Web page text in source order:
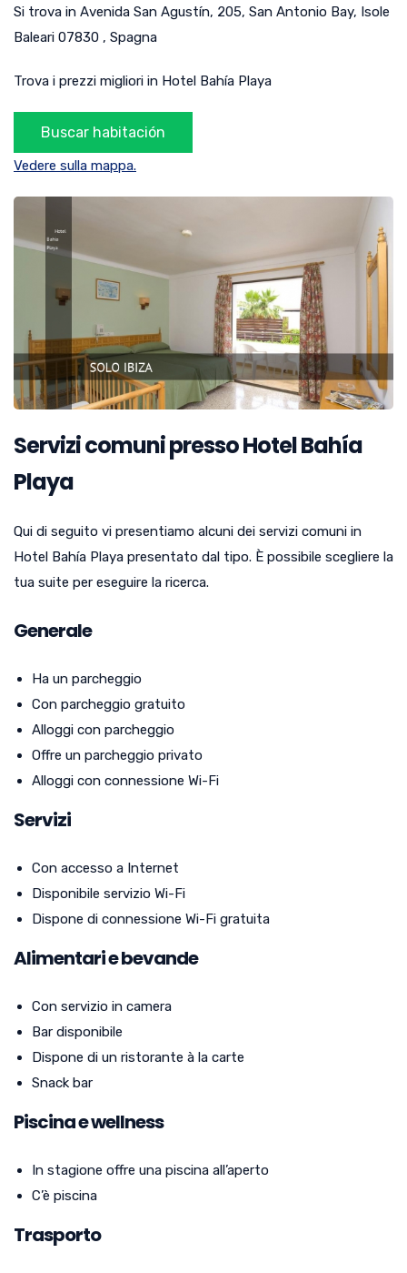
Si trova in Avenida San Agustín, 205, San Antonio Bay, Isole
Baleari 07830 , Spagna
Trova i prezzi migliori in Hotel Bahía Playa
Vedere sulla mappa.
Servizi comuni presso Hotel Bahía
Playa
Qui di seguito vi presentiamo alcuni dei servizi comuni in
Hotel Bahía Playa presentato dal tipo. È possibile scegliere la
tua suite per eseguire la ricerca.
Generale
Ha un parcheggio
Con parcheggio gratuito
Alloggi con parcheggio
Offre un parcheggio privato
Alloggi con connessione Wi-Fi
Servizi
Con accesso a Internet
Disponibile servizio Wi-Fi
Dispone di connessione Wi-Fi gratuita
Alimentari e bevande
Con servizio in camera
Bar disponibile
Dispone di un ristorante à la carte
Snack bar
Piscina e wellness
In stagione offre una piscina all’aperto
C’è piscina
Trasporto